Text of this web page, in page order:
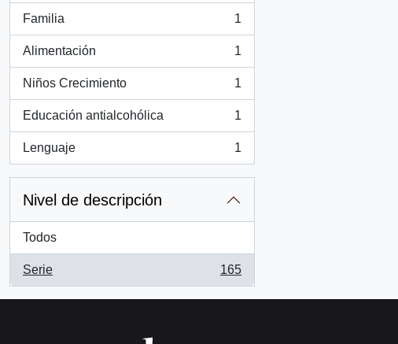
Familia
, 1 resultados
1
Alimentación
, 1 resultados
1
Niños Crecimiento
, 1 resultados
1
Educación antialcohólica
, 1 resultados
1
Lenguaje
, 1 resultados
1
Nivel de descripción
Todos
Serie
, 165 resultados
165